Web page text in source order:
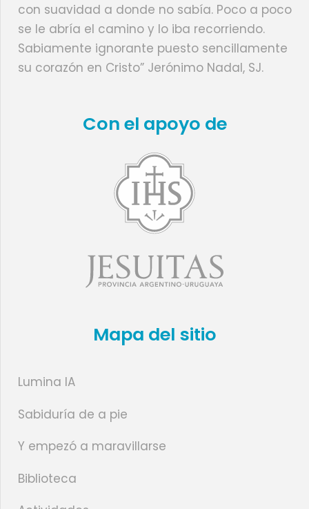
con suavidad a donde no sabía. Poco a poco
se le abría el camino y lo iba recorriendo.
Sabiamente ignorante puesto sencillamente
su corazón en Cristo” Jerónimo Nadal, SJ.
Con el apoyo de
Mapa del sitio
Lumina IA
Sabiduría de a pie
Y empezó a maravillarse
Biblioteca